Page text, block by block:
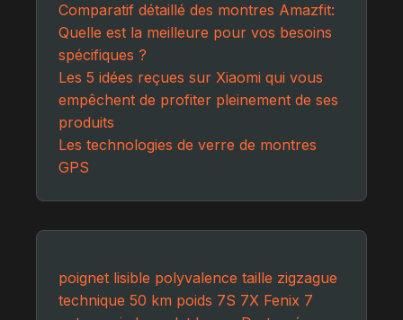
Comparatif détaillé des montres Amazfit:
Quelle est la meilleure pour vos besoins
spécifiques ?
Les 5 idées reçues sur Xiaomi qui vous
empêchent de profiter pleinement de ses
produits
Les technologies de verre de montres
GPS
poignet lisible polyvalence taille zigzague
technique 50 km poids 7S 7X Fenix 7